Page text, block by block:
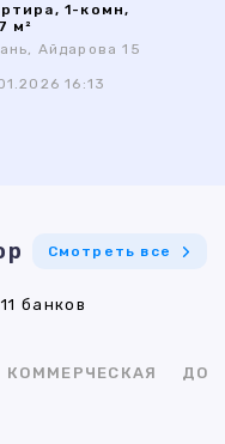
1-комн,
м²
Айдарова 15
16:13
Смотреть все
банков
КОММЕРЧЕСКАЯ ДОМ